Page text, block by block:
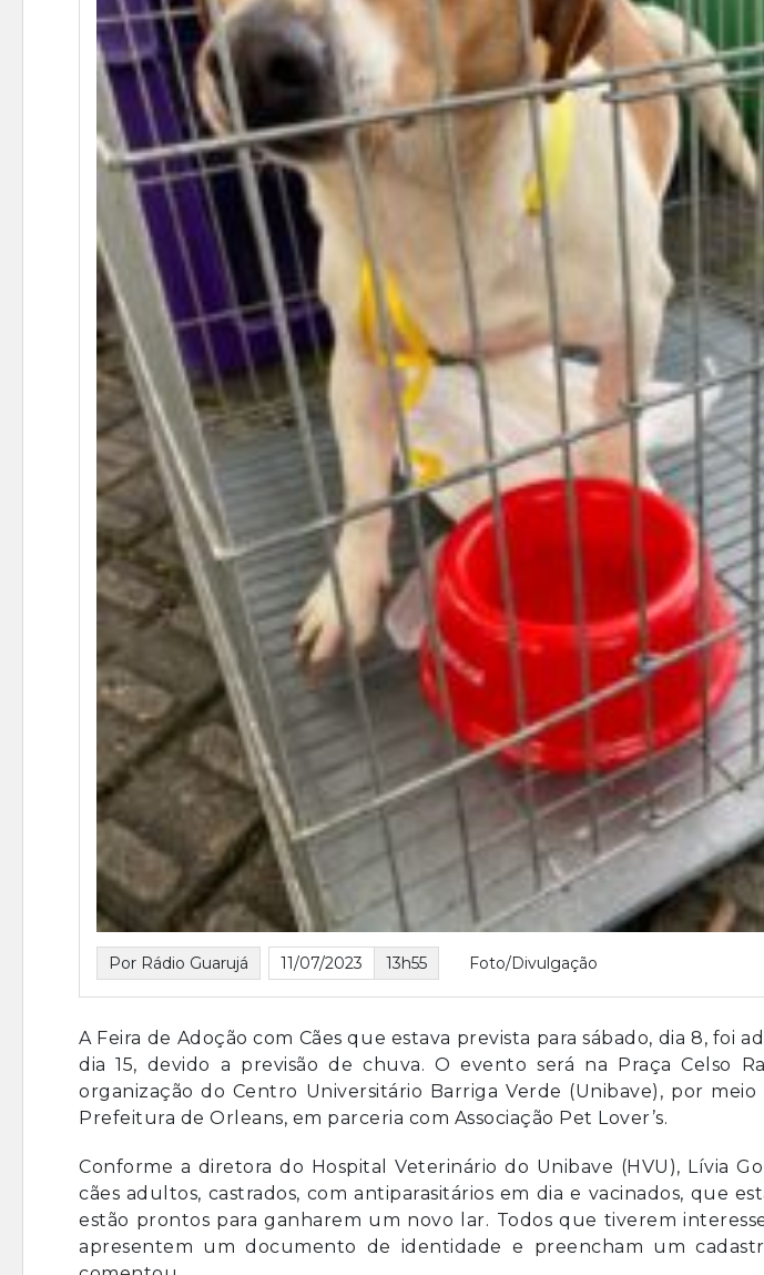
Por Rádio Guarujá 11/07/2023 13h55 Foto/Divulgação
A Feira de Adoção com Cães que estava prevista para sábado, dia 8, foi
dia 15, devido a previsão de chuva. O evento será na Praça Celso
organização do Centro Universitário Barriga Verde (Unibave), por
Prefeitura de Orleans, em parceria com Associação Pet Lover’s.
Conforme a diretora do Hospital Veterinário do Unibave (HVU), Lívia
cães adultos, castrados, com antiparasitários em dia e vacinados, que
estão prontos para ganharem um novo lar. Todos que tiverem
apresentem um documento de identidade e preencham um